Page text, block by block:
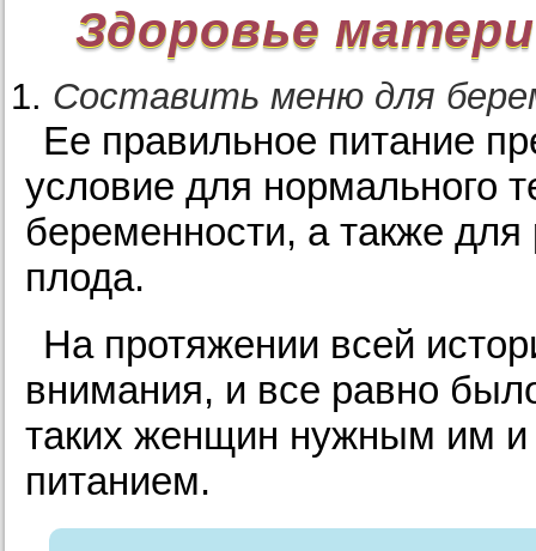
Здоровье
Составить меню для
Ее правильное питание
условие для нормального
беременности, а также для
плода.
На протяжении всей
внимания, и все равно
таких женщин нужным им
питанием.